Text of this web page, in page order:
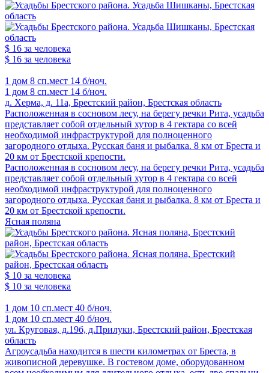
$ 16 за человека
$ 16 за человека
1 дом 8 сп.мест 14 б/ноч.
1 дом 8 сп.мест 14 б/ноч.
д. Херма, д. 11а, Брестский район, Брестская область
Расположенная в сосновом лесу, на берегу речки Рита, усадьба
представляет собой отдельный хутор в 4 гектара со всей
необходимой инфраструктурой для полноценного
загородного отдыха. Русская баня и рыбалка. 8 км от Бреста и
20 км от Брестской крепости.
Расположенная в сосновом лесу, на берегу речки Рита, усадьба
представляет собой отдельный хутор в 4 гектара со всей
необходимой инфраструктурой для полноценного
загородного отдыха. Русская баня и рыбалка. 8 км от Бреста и
20 км от Брестской крепости.
Ясная поляна
$ 10 за человека
$ 10 за человека
1 дом 10 сп.мест 40 б/ноч.
1 дом 10 сп.мест 40 б/ноч.
ул. Круговая, д.19б, д.Прилуки, Брестский район, Брестская
область
Агроусадьба находится в шести километрах от Бреста, в
живописной деревушке. В гостевом доме, оборудованном